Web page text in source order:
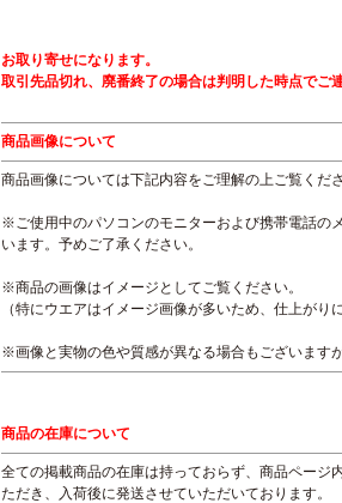
お取り寄せになります。
取引先品切れ、廃番終了の場合は判明した時点でご
商品画像について
商品画像については下記内容をご理解の上ご覧くださ
※ご使用中のパソコンのモニターおよび携帯電話の
います。予めご了承ください。
※商品の画像はイメージとしてご覧ください。
（特にウエアはイメージ画像が多いため、仕上がり
※画像と実物の色や質感が異なる場合もございます
商品の在庫について
全ての掲載商品の在庫は持っておらず、商品ページ
ただき、入荷後に発送させていただいております。